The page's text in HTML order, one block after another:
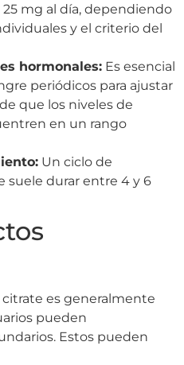
25 mg al día, dependiendo
y el criterio del
hormonales: Es esencial
periódicos para ajustar
que los niveles de
en un rango
Un ciclo de
suele durar entre 4 y 6
es generalmente
pueden
Estos pueden